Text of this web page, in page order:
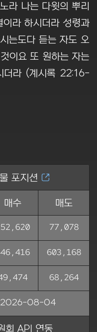
라 나는 다윗의 뿌리
라 하시더라 성령과
는도다 듣는 자도 오
이요 또 원하는 자는
더라 (계시록 22:16-
포지션 Ằ
매수 매도
77,078
603,168
68,264
2026-08-04
회 API 연동